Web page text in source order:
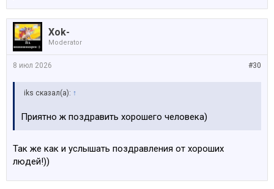
Xok-
Moderator
#30
8 июл 2026
iks сказал(а): ↑
Приятно ж поздравить хорошего человека)
Так же как и услышать поздравления от хороших
людей!))